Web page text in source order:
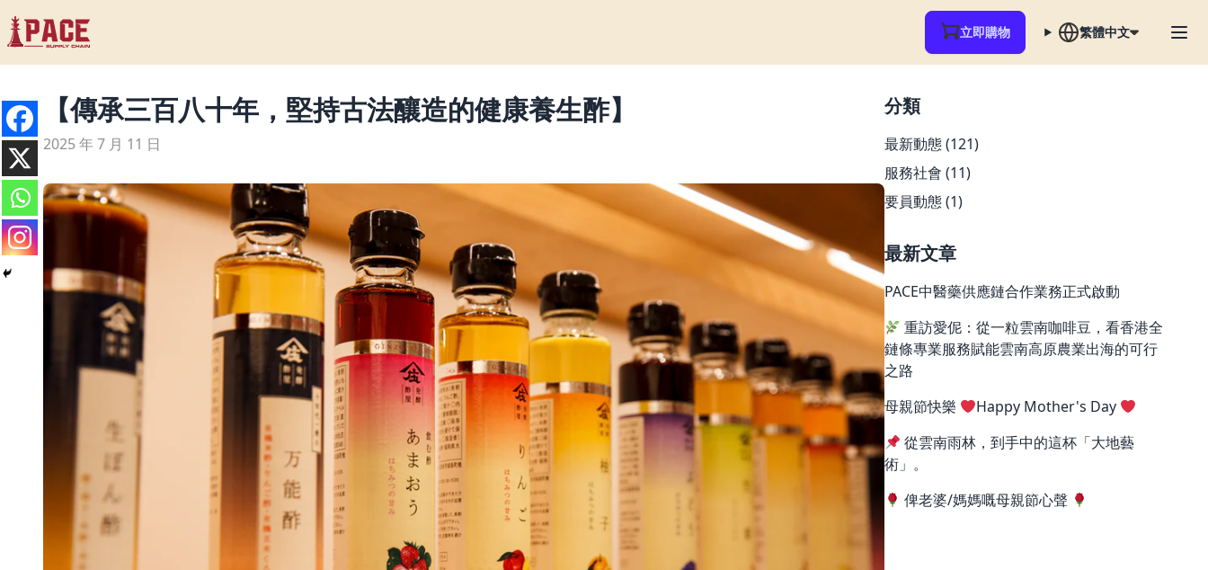
立即購物 繁體中文
【傳承三百八十年，堅持古法釀造的健康養生酢】
2025 年 7 月 11 日
分類
最新動態(121)
服務社會 (11)
要員動態(1)
最新文章
PACE中醫藥供應鏈合作業務正式啟動
重訪愛伲：從一粒雲南咖啡豆，看香港全
鏈條專業服務賦能雲南高原農業出海的可行
之路
母親節快樂
Happy Mother's Day
從雲南雨林，到手中的這杯「大地藝
術」。
俾老婆/媽媽嘅母親節心聲